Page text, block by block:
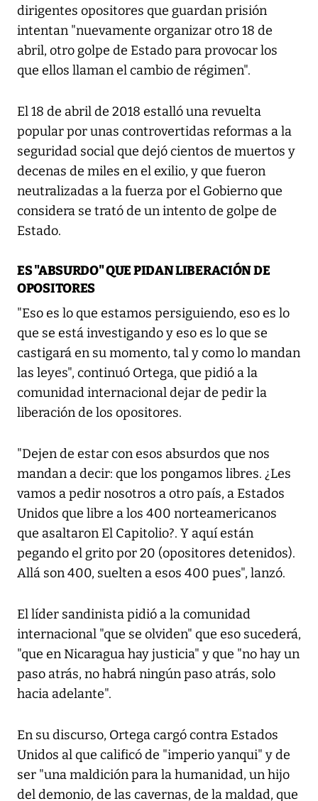
dirigentes opositores que guardan prisión
intentan "nuevamente organizar otro 18 de
abril, otro golpe de Estado para provocar los
que ellos llaman el cambio de régimen".
El 18 de abril de 2018 estalló una revuelta
popular por unas controvertidas reformas a la
seguridad social que dejó cientos de muertos y
decenas de miles en el exilio, y que fueron
neutralizadas a la fuerza por el Gobierno que
considera se trató de un intento de golpe de
Estado.
ES "ABSURDO" QUE PIDAN LIBERACIÓN DE
OPOSITORES
"Eso es lo que estamos persiguiendo, eso es lo
que se está investigando y eso es lo que se
castigará en su momento, tal y como lo mandan
las leyes", continuó Ortega, que pidió a la
comunidad internacional dejar de pedir la
liberación de los opositores.
"Dejen de estar con esos absurdos que nos
mandan a decir: que los pongamos libres. ¿Les
vamos a pedir nosotros a otro país, a Estados
Unidos que libre a los 400 norteamericanos
que asaltaron El Capitolio?. Y aquí están
pegando el grito por 20 (opositores detenidos).
Allá son 400, suelten a esos 400 pues", lanzó.
El líder sandinista pidió a la comunidad
internacional "que se olviden" que eso sucederá,
"que en Nicaragua hay justicia" y que "no hay un
paso atrás, no habrá ningún paso atrás, solo
hacia adelante".
En su discurso, Ortega cargó contra Estados
Unidos al que calificó de "imperio yanqui" y de
ser "una maldición para la humanidad, un hijo
del demonio, de las cavernas, de la maldad, que